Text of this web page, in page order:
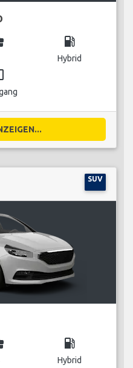
local_gas_station
Hybrid
SUV
local_gas_station
Hybrid